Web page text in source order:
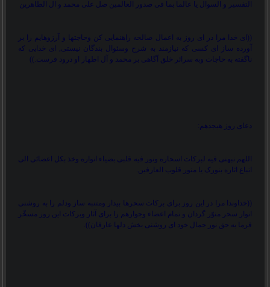
التفسیر و السوال یا عالما بما فی صدور العالمین صل علی محمد و ال الطاهرین
)) ای خدا مرا در ای روز به اعمال صالحه راهنمایی کن وحاجتها و آرزوهایم را بر
آورده ساز ای کسی که نیازمند به شرح وسئوال بندگان نیستی, ای خدایی که
ناگفته به حاجات وبه سرائر خلق آگاهی بر محمد و آل اطهار او درود فرست.
دعای روز هیجدهم:
اللهم نبهنی فیه لبرکات اسحاره ونور فیه قلبی بضیاء انواره وخذ بکل اعضائی الی
اتباع اثاره بنورک یا منور قلوب العارفین.
)) خداوندا مرا در این روز برای برکات سحرها بیدار ومتنبه ساز ودلم را به روشنی
انوار سحر منوّر گردان و تمام اعضاء وجوارهم را برای آثار وبرکات این روز مسخّر
فرما به حق نور جمال خود ای روشنی بخش دلها عارفان